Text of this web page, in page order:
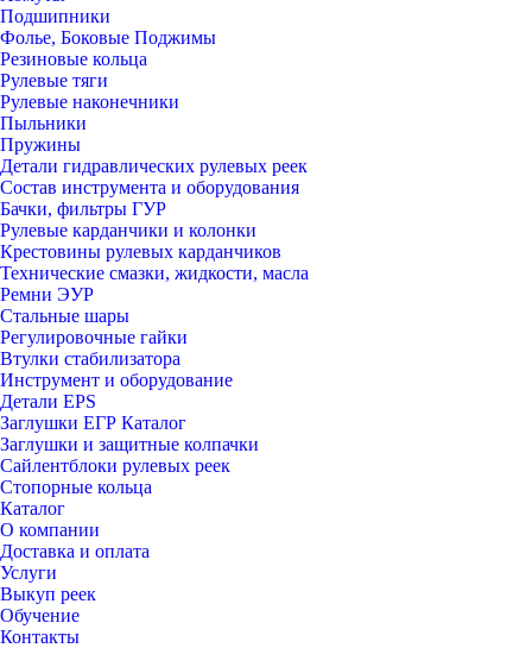
Подшипники
Фолье, Боковые Поджимы
Резиновые кольца
Рулевые тяги
Рулевые наконечники
Пыльники
Пружины
Детали гидравлических рулевых реек
Состав инструмента и оборудования
Бачки, фильтры ГУР
Рулевые карданчики и колонки
Крестовины рулевых карданчиков
Технические смазки, жидкости, масла
Ремни ЭУР
Стальные шары
Регулировочные гайки
Втулки стабилизатора
Инструмент и оборудование
Детали EPS
Заглушки ЕГР Каталог
Заглушки и защитные колпачки
Сайлентблоки рулевых реек
Стопорные кольца
Каталог
О компании
Доставка и оплата
Услуги
Выкуп реек
Обучение
Контакты